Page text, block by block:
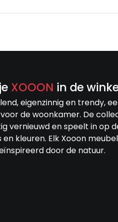
XOOON in de
eigenzinnig en trendy,
de woonkamer. De
vernieuwd en speelt in op
kleuren. Elk Xooon
door de natuur.